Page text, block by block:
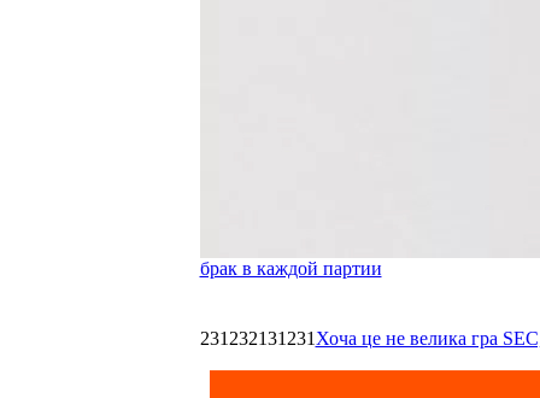
брак в каждой партии
231232131231 Хоча це не велика гра